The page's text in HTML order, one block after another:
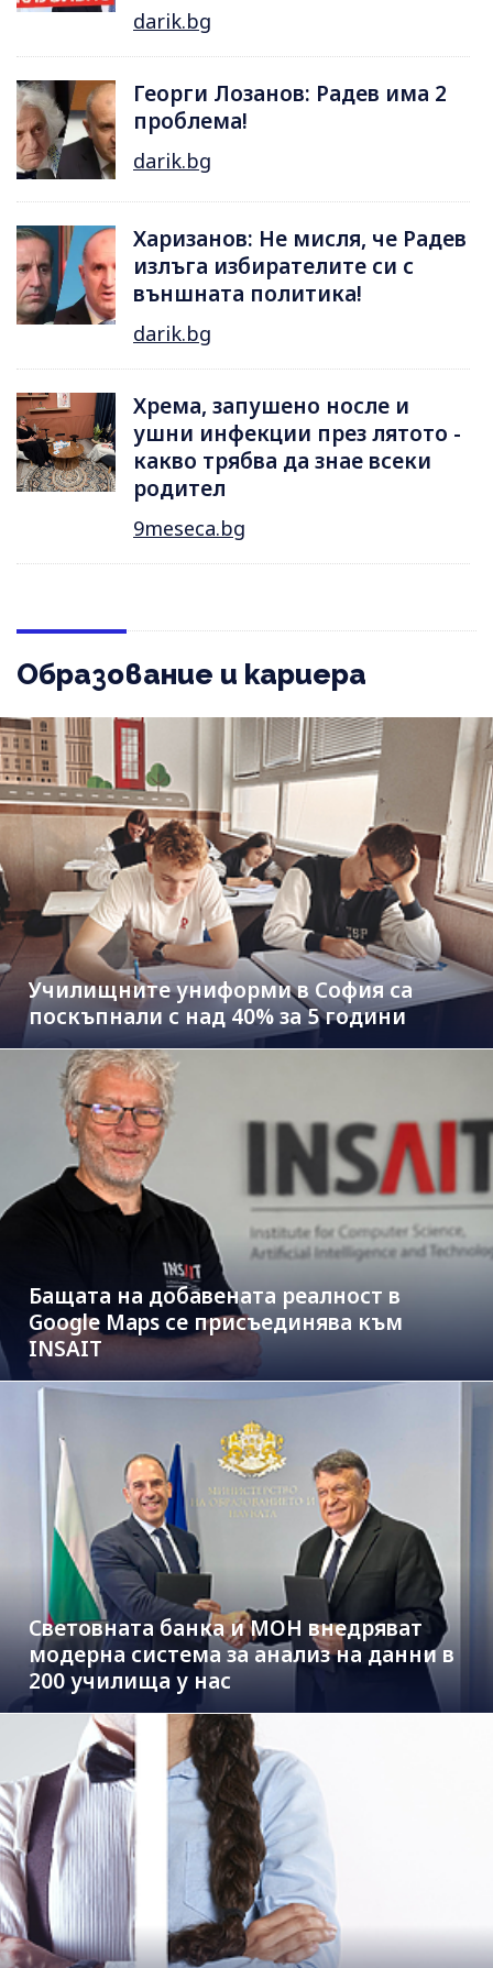
darik.bg
Георги Лозанов: Радев има 2
проблема!
darik.bg
Харизанов: Не мисля, че Радев
излъга избирателите си с
външната политика!
darik.bg
Хрема, запушено носле и
ушни инфекции през лятотo -
какво трябва да знае всеки
родител
9meseca.bg
Образование и кариера
Училищните униформи в София са
поскъпнали с над 40% за 5 години
Бащата на добавената реалност в
Google Maps се присъединява към
INSAIT
Световната банка и МОН внедряват
модерна система за анализ на данни в
200 училища у нас